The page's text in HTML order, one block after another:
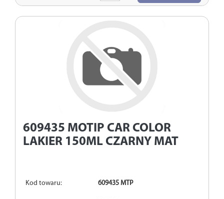
609435 MOTIP CAR COLOR
LAKIER 150ML CZARNY MAT
Kod towaru: 609435 MTP